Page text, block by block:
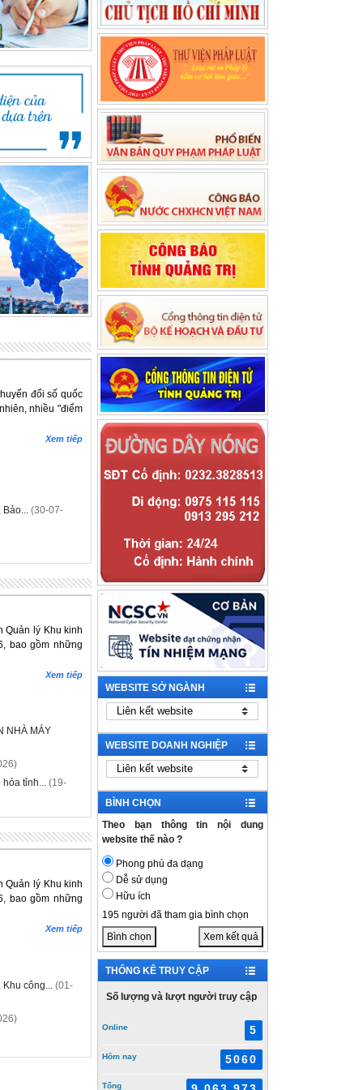
đổi số quốc
nhiều "điểm
Xem tiếp
(30-07-
Quản lý Khu kinh
bao gồm những
Xem tiếp
NHÀ MÁY
hóa tỉnh... (19-
Quản lý Khu kinh
bao gồm những
Xem tiếp
công... (01-
WEBSITE SỞ NGÀNH
WEBSITE DOANH NGHIỆP
BÌNH CHỌN
Theo bạn thông tin nội dung
website thế nào ?
Phong phú đa dạng
Dễ sử dụng
Hữu ích
195 người đã tham gia bình chọn
Bình chọn
Xem kết quả
THỐNG KÊ TRUY CẬP
Số lượng và lượt người truy cập
Online 5
Hôm nay 5060
Tổng